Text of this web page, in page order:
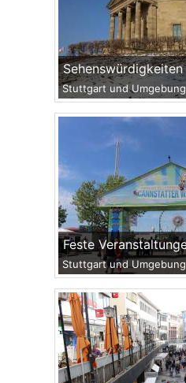
Sehenswürdigkeiten
Stuttgart und Umgebung
Stuttgart und Umgebung